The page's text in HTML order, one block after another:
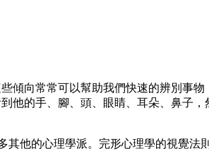
傾向常常可以幫助我們快速的辨別事
他的手、腳、頭、眼睛、耳朵、鼻子
其他的心理學派。完形心理學的視覺法